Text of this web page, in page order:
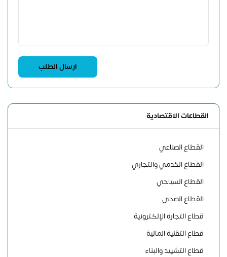
القطاعات الاقتصادية
القطاع الصناعي
القطاع الخدمي والتجاري
القطاع السياحي
القطاع الصحي
قطاع التجارة الإلكترونية
قطاع التقنية المالية
قطاع التشييد والبناء